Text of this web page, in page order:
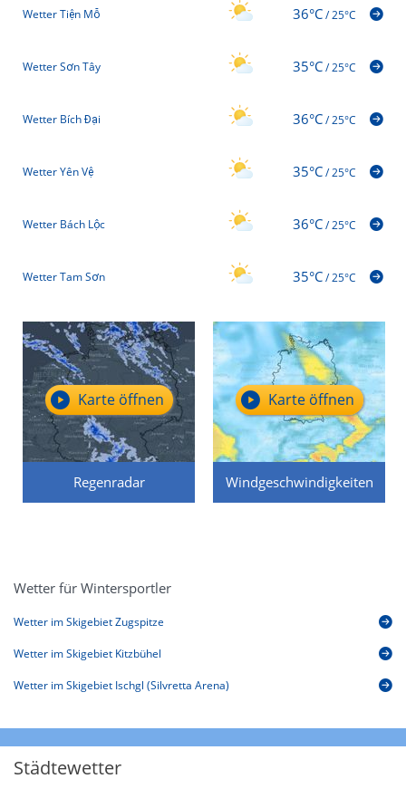
Wetter Tiện Mỗ 36°C/25°C
Wetter Sơn Tây 35°C/25°C
Wetter Bích Đại 36°C/25°C
Wetter Yên Vệ 35°C/25°C
Wetter Bách Lộc 36°C/25°C
Wetter Tam Sơn 35°C/25°C
Regenradar
Karte öffnen
Windgeschwindigkeiten
Karte öffnen
Wetter für Wintersportler
Wetter im Skigebiet Zugspitze
Wetter im Skigebiet Kitzbühel
Wetter im Skigebiet Ischgl (Silvretta Arena)
Städtewetter